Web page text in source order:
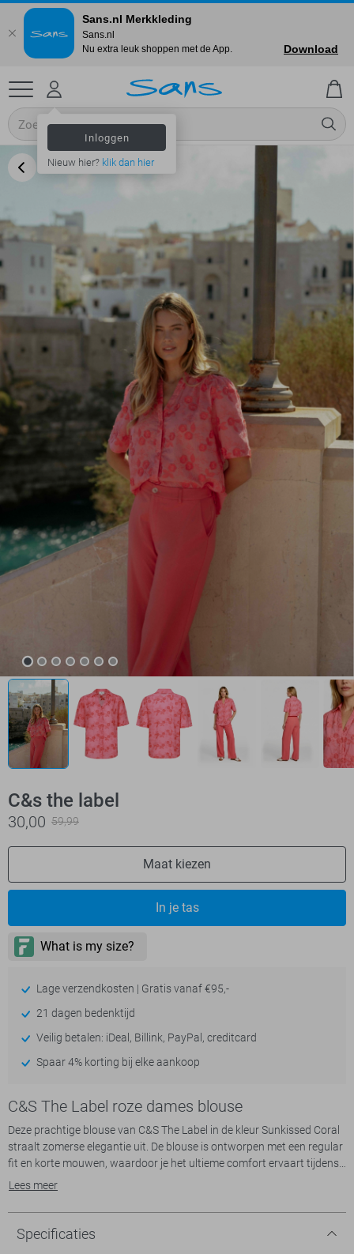
Inloggen
Nieuw hier? klik dan hier
C&s the label
30,00 59,99
Maat kiezen
In je tas
Lage verzendkosten | Gratis vanaf €95,-
21 dagen bedenktijd
Veilig betalen: iDeal, Billink, PayPal, creditcard
Spaar 4% korting bij elke aankoop
C&S The Label roze dames blouse
Deze prachtige blouse van C&S The Label in de kleur Sunkissed Coral
straalt zomerse elegantie uit. De blouse is ontworpen met een regular
fit en korte mouwen, waardoor je het ultieme comfort ervaart tijdens
warmere dagen. Het geborduurde bloemenpatroon voegt een speelse
zonnige brunch. De puntkraag en knoopsluiting geven het geheel een
nette afwerking, perfect om je outfit een stijlvolle twist te geven.
Lees meer
Specificaties
Sans.nl Merkkleding
Sans.nl
Nu extra leuk shoppen met de App.
Download